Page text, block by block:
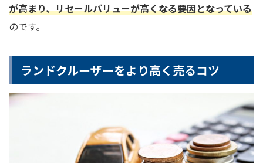
が高まり、リセールバリューが高くなる要因となっている
のです。
ランドクルーザーをより高く売るコツ